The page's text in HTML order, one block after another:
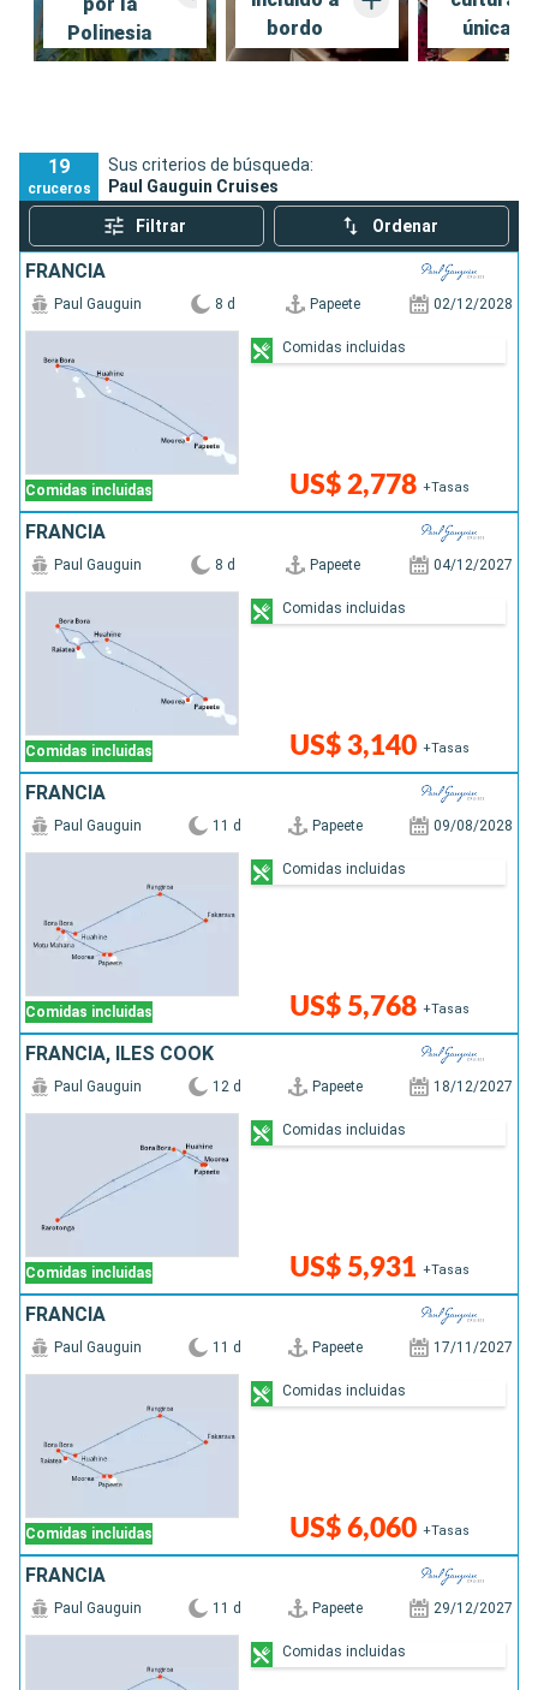
por la
Polinesia
bordo
única
19
cruceros
Sus criterios de búsqueda:
Paul Gauguin Cruises
Filtrar Ordenar
FRANCIA
Comidas incluidas
Paul Gauguin 8 d Papeete 02/12/2028
US$ 2,778 +Tasas
Comidas incluidas
FRANCIA
Comidas incluidas
Paul Gauguin 8 d Papeete 04/12/2027
US$ 3,140 +Tasas
Comidas incluidas
FRANCIA
Comidas incluidas
Paul Gauguin 11 d Papeete 09/08/2028
US$ 5,768 +Tasas
Comidas incluidas
FRANCIA, ILES COOK
Comidas incluidas
Paul Gauguin 12 d Papeete 18/12/2027
US$ 5,931 +Tasas
Comidas incluidas
FRANCIA
Comidas incluidas
Paul Gauguin 11 d Papeete 17/11/2027
US$ 6,060 +Tasas
Comidas incluidas
FRANCIA
Paul Gauguin 11 d Papeete 29/12/2027
Comidas incluidas